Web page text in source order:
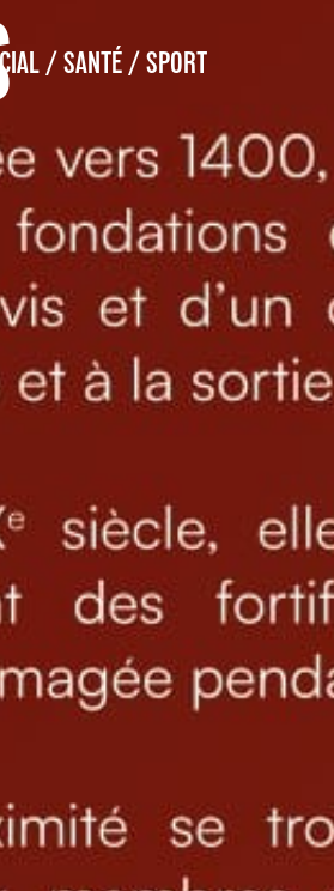
/ SANTÉ / SPORT